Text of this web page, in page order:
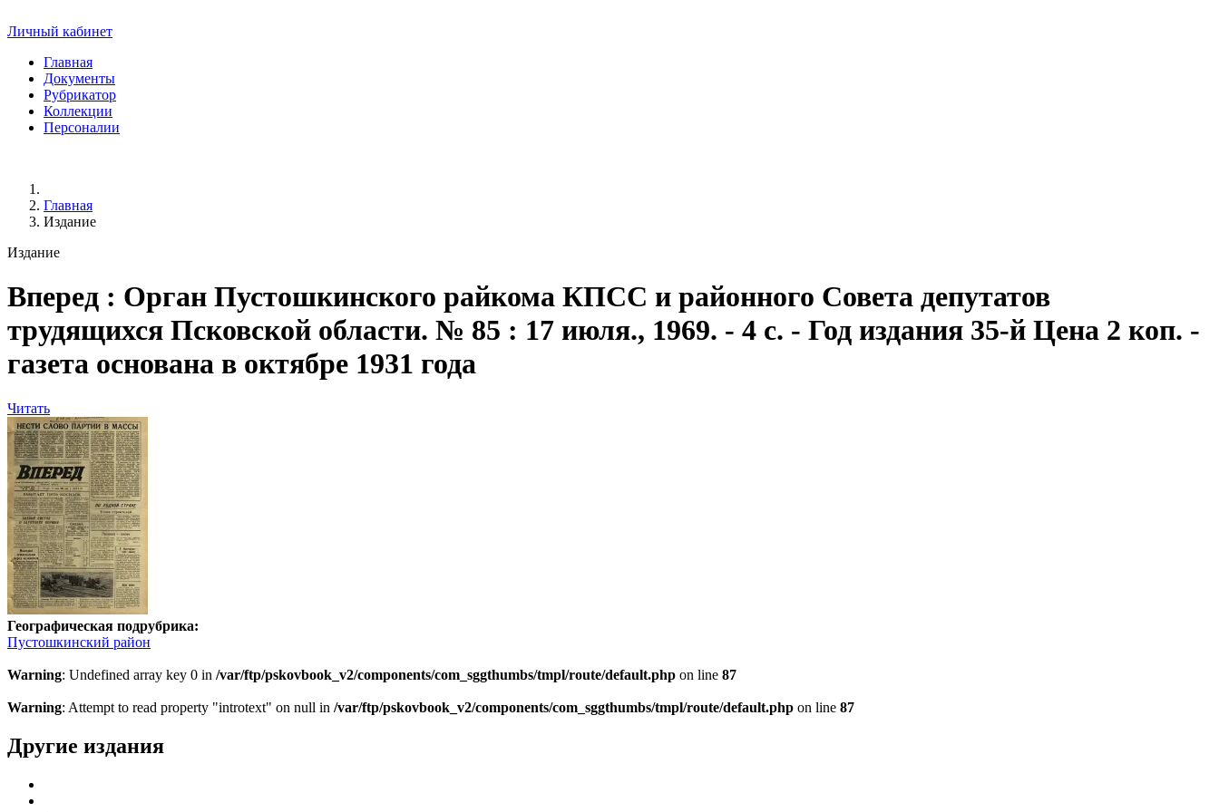
Личный кабинет
Главная
Документы
Рубрикатор
Коллекции
Персоналии
Главная
Издание
Издание
Вперед : Орган Пустошкинского райкома КПСС и районного Совета депутатов
трудящихся Псковской области. № 85 : 17 июля., 1969. - 4 с. - Год издания 35-й Цена 2 коп. -
газета основана в октябре 1931 года
Читать
Географическая подрубрика:
Пустошкинский район
Warning: Undefined array key 0 in /var/ftp/pskovbook_v2/components/com_sggthumbs/tmpl/route/default.php on line 87
Warning: Attempt to read property "introtext" on null in /var/ftp/pskovbook_v2/components/com_sggthumbs/tmpl/route/default.php on line 87
Другие издания